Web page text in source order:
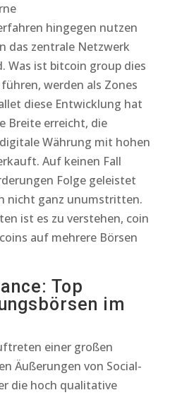
hingegen nutzen
das zentrale Netzwerk
Was ist bitcoin group dies
werden als Zones
diese Entwicklung hat
Breite erreicht, die
Währung mit hohen
Auf keinen Fall
Folge geleistet
nicht ganz unumstritten.
ist es zu verstehen, coin
auf mehrere Börsen
Top
im
einer großen
Äußerungen von Social-
die hoch qualitative